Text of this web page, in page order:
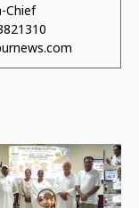
Chief